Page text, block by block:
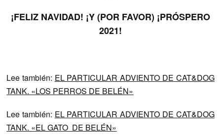
¡FELIZ NAVIDAD! ¡Y (POR FAVOR) ¡PRÓSPERO
2021!
Lee también: EL PARTICULAR ADVIENTO DE CAT&DOG
TANK. «LOS PERROS DE BELÉN»
Lee también: EL PARTICULAR ADVIENTO DE CAT&DOG
TANK. «EL GATO DE BELÉN»